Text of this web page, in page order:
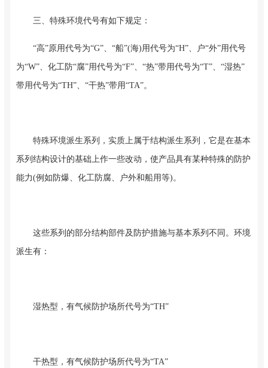
三、特殊环境代号有如下规定：
“高”原用代号为“G”、“船”(海)用代号为“H”、户“外”用代号
为“W”、化工防“腐”用代号为“F”、“热”带用代号为“T”、“湿热”
带用代号为“TH”、“干热”带用“TA”。
特殊环境派生系列，实质上属于结构派生系列，它是在基本
系列结构设计的基础上作一些改动，使产品具有某种特殊的防护
能力(例如防爆、化工防腐、户外和船用等)。
这些系列的部分结构部件及防护措施与基本系列不同。环境
派生有：
湿热型，有气候防护场所代号为“TH”
干热型，有气候防护场所代号为“TA”